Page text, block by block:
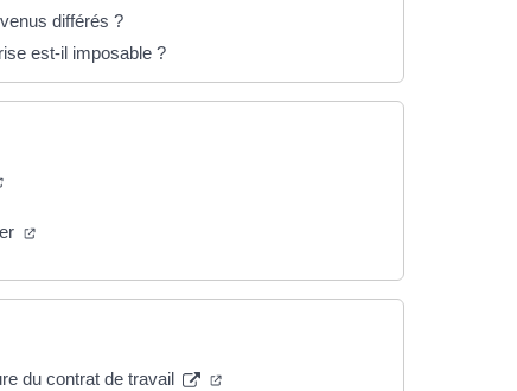
différés ?
est-il imposable ?
du contrat de travail